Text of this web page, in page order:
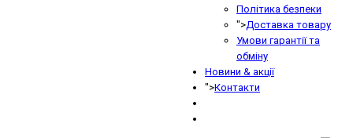
Політика безпеки
">Доставка товару
Умови гарантії та
обміну
Новини & акції
">Контакти